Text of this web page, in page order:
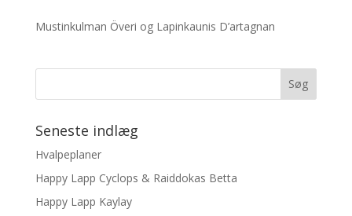
Mustinkulman Överi og Lapinkaunis D’artagnan
Seneste indlæg
Hvalpeplaner
Happy Lapp Cyclops & Raiddokas Betta
Happy Lapp Kaylay